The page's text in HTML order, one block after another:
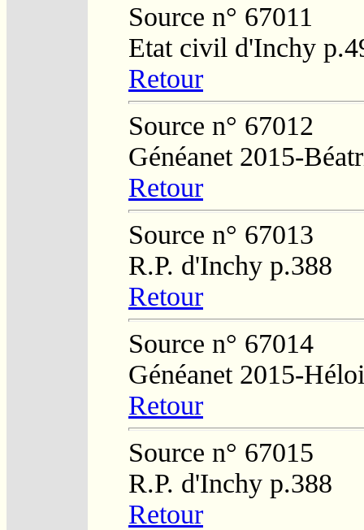
Source n° 67011
Etat civil d'Inchy
Retour
Source n° 67012
Généanet 2015-
Retour
Source n° 67013
R.P. d'Inchy p.388
Retour
Source n° 67014
Généanet 2015-
Retour
Source n° 67015
R.P. d'Inchy p.388
Retour